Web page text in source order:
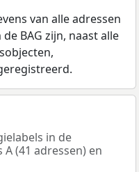
van alle adressen
BAG zijn, naast alle
in de
(41 adressen) en